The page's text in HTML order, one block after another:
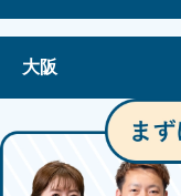
大阪